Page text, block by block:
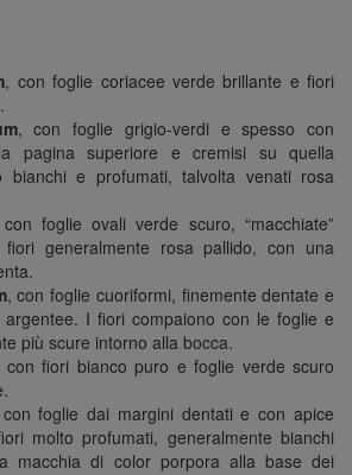
, con foglie coriacee verde brillante e fiori
, con foglie grigio-verdi e spesso con
pagina superiore e cremisi su quella
bianchi e profumati, talvolta venati rosa
foglie ovali verde scuro, “macchiate”
generalmente rosa pallido, con una
, con foglie cuoriformi, finemente dentate e
I fiori compaiono con le foglie e
più scure intorno alla bocca.
con fiori bianco puro e foglie verde scuro
foglie dai margini dentati e con apice
molto profumati, generalmente bianchi
macchia di color porpora alla base dei